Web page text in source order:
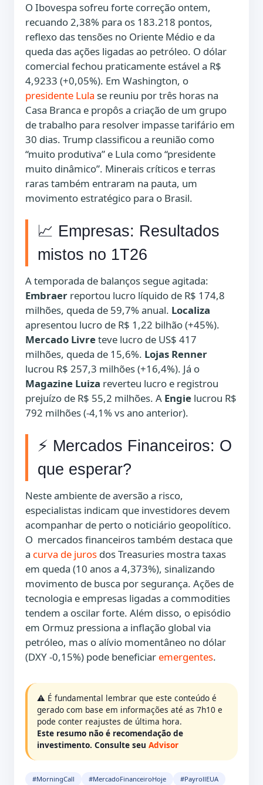
O Ibovespa sofreu forte correção ontem,
recuando 2,38% para os 183.218 pontos,
reflexo das tensões no Oriente Médio e da
queda das ações ligadas ao petróleo. O dólar
comercial fechou praticamente estável a R$
4,9233 (+0,05%). Em Washington, o
presidente Lula se reuniu por três horas na
Casa Branca e propôs a criação de um grupo
de trabalho para resolver impasse tarifário em
30 dias. Trump classificou a reunião como
“muito produtiva” e Lula como “presidente
muito dinâmico”. Minerais críticos e terras
raras também entraram na pauta, um
movimento estratégico para o Brasil.
📈 Empresas: Resultados
mistos no 1T26
A temporada de balanços segue agitada:
Embraer reportou lucro líquido de R$ 174,8
milhões, queda de 59,7% anual. Localiza
apresentou lucro de R$ 1,22 bilhão (+45%).
Mercado Livreteve lucro de US$ 417
milhões, queda de 15,6%. Lojas Renner
lucrou R$ 257,3 milhões (+16,4%). Já o
Magazine Luiza reverteu lucro e registrou
prejuízo de R$ 55,2 milhões. A Engie lucrou R$
792 milhões (-4,1% vs ano anterior).
⚡ Mercados Financeiros: O
que esperar?
Neste ambiente de aversão a risco,
especialistas indicam que investidores devem
acompanhar de perto o noticiário geopolítico.
O mercados financeiros também destaca que
a curva de juros dos Treasuries mostra taxas
em queda (10 anos a 4,373%), sinalizando
movimento de busca por segurança. Ações de
tecnologia e empresas ligadas a commodities
tendem a oscilar forte. Além disso, o episódio
em Ormuz pressiona a inflação global via
petróleo, mas o alívio momentâneo no dólar
(DXY -0,15%) pode beneficiar emergentes.
⚠️ É fundamental lembrar que este conteúdo é
gerado com base em informações até as 7h10 e
pode conter reajustes de última hora.
Este resumo não é recomendação de
investimento. Consulte seuAdvisor
#MorningCall #MercadoFinanceiroHoje #PayrollEUA